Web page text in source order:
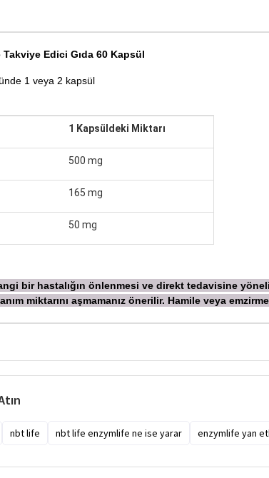
Edici Gıda 60 Kapsül
1 veya 2 kapsül
1 Kapsüldeki Miktarı
500 mg
165 mg
50 mg
bir hastalığın önlenmesi ve direkt tedavisine
miktarını aşmamanız önerilir. Hamile veya
nbt life nbt life enzymlife ne ise yarar enzymlife yan